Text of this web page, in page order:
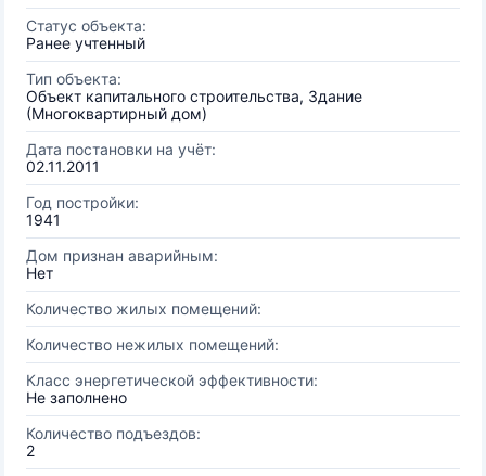
Статус объекта:
Ранее учтенный
Тип объекта:
Объект капитального строительства, Здание
(Многоквартирный дом)
Дата постановки на учёт:
02.11.2011
Год постройки:
1941
Дом признан аварийным:
Нет
Количество жилых помещений:
Количество нежилых помещений:
Класс энергетической эффективности:
Не заполнено
Количество подъездов:
2